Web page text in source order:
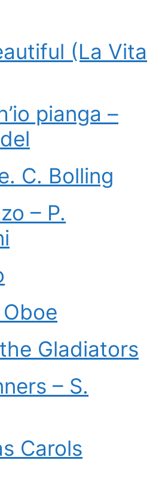
(La Vita
pianga –
C. Bolling
– P.
Oboe
Gladiators
– S.
Carols